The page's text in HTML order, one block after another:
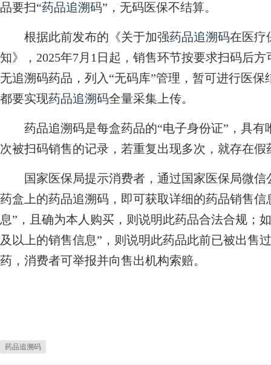
品要扫“药品追溯码”，无码医保不结算。
根据此前发布的《关于加强药品追溯码在医疗
知》，2025年7月1日起，销售环节按要求扫码后
无追溯码药品，列入“无码库”管理，暂可进行医
都要实现药品追溯码全量采集上传。
药品追溯码是每盒药品的“电子身份证”，具有
次被扫码销售的记录，若重复出现多次，就存在
国家医保局提示消费者，通过国家医保局微信
药盒上的药品追溯码，即可获取详细的药品销售
息”，且确为本人购买，则说明此药品合法合规；
及以上的销售信息”，则说明此药品此前已被出售
药，消费者可举报并向售出机构索赔。
药品追溯码